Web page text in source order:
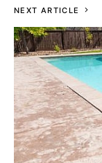
NEXT ARTICLE